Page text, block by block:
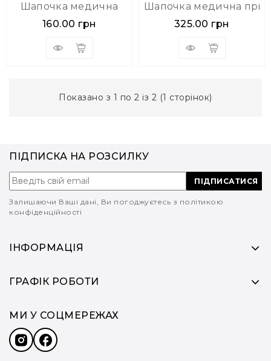
Шапочка медична
160.00 грн
Шапочка медична
325.00 грн
Показано з 1 по 2 із 2 (1 сторінок)
ІНФОРМАЦІЯ
ГРАФІК РОБОТИ
ПІДПИСКА НА РОЗСИЛКУ
ПІДПИСАТИСЯ
Залишаючи Ваші дані, Ви погоджуєтесь з політикою
конфіденційності
МИ У СОЦМЕРЕЖАХ